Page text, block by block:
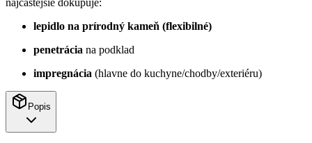
najčastejšie dokupuje:
lepidlo na prírodný kameň (flexibilné)
penetrácia na podklad
impregnácia (hlavne do kuchyne/chodby/exteriéru)
Popis